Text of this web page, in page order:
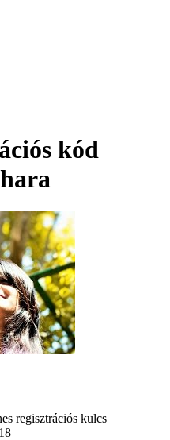
kód
regisztrációs kulcs